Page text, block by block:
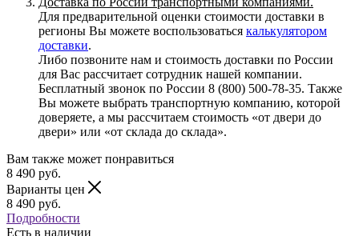
Для предварительной оценки стоимости доставки в
регионы Вы можете воспользоваться калькулятором
доставки.
Либо позвоните нам и стоимость доставки по России
для Вас рассчитает сотрудник нашей компании.
Бесплатный звонок по России 8 (800) 500-78-35. Также
Вы можете выбрать транспортную компанию, которой
доверяете, а мы рассчитаем стоимость «от двери до
двери» или «от склада до склада».
Вам также может понравиться
8 490 руб.
Варианты цен
8 490 руб.
Подробности
Есть в наличии